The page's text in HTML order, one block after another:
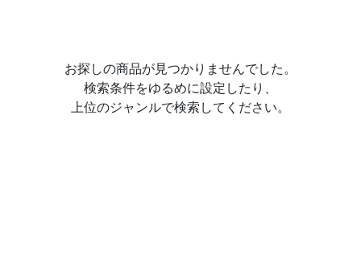
お探しの商品が見つかりませんでした。
検索条件をゆるめに設定したり、
上位のジャンルで検索してください。